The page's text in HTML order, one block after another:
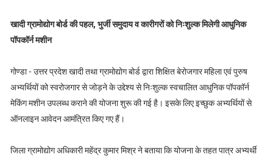
खादी ग्रामोद्योग बोर्ड की पहल, भुर्जी समुदाय व कारीगरों को निःशुल्क मिलेगी आधुनिक
पॉपकॉर्न मशीन
गोण्डा - उत्तर प्रदेश खादी तथा ग्रामोद्योग बोर्ड द्वारा शिक्षित बेरोजगार महिला एवं पुरुष
अभ्यर्थियों को स्वरोजगार से जोड़ने के उद्देश्य से निःशुल्क स्वचालित आधुनिक पॉपकॉर्न
मेकिंग मशीन उपलब्ध कराने की योजना शुरू की गई है। इसके लिए इच्छुक अभ्यर्थियों से
ऑनलाइन आवेदन आमंत्रित किए गए हैं।
जिला ग्रामोद्योग अधिकारी महेंद्र कुमार मिश्र ने बताया कि योजना के तहत पात्र अभ्यर्थी